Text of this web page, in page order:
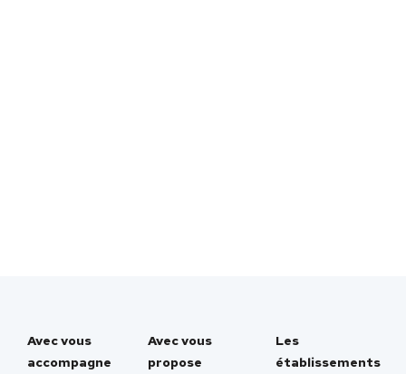
Avec vous
accompagne
Avec vous
propose
Les
établissements